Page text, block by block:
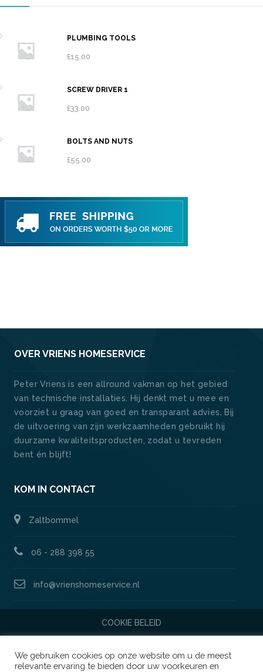
PLUMBING TOOLS
£15.00
SCREW DRIVER 1
£33.00
BOLTS AND NUTS
£55.00
OVER VRIENS HOMESERVICE
Peter Vriens is een allround vakman op het gebied
van technische installaties. Hij denkt met u mee en
voorziet u graag van goed en transparant advies. Bij
de uitvoering van zijn werkzaamheden gebruikt hij
duurzame kwaliteitsproducten, zodat u tevreden
bent én blijft!
KOM IN CONTACT
Zaltbommel
06 - 288 398 55
info@vrienshomeservice.nl
COOKIE BELEID
We gebruiken cookies op onze website om u de meest
relevante ervaring te bieden door uw voorkeuren en